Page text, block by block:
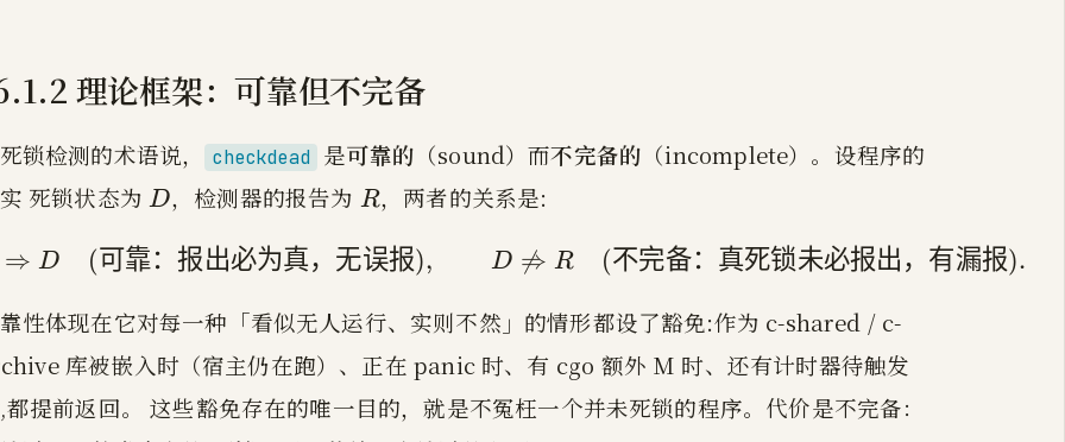
理论框架：可靠但不完备
锁检测的术语说， checkdead 是可靠的 （sound）而不完备的 （incomplete）。设程序的
死锁状态为 D
D
D，检测器的报告为 R
R
R，两者的关系是:
靠 ⇏
R \Rightarrow D \quad(\text{可靠：报出必为真
⇒ D (可靠：报出必为真，无误报), D 
⇒ R (不完备：真死锁未必报出，有漏报).
性体现在它对每一种「看似无人运行、实则不然」的情形都设了豁免:作为 c-shared / c-
库被嵌入时（宿主仍在跑）、正在 panic 时、有 cgo 额外 M 时、还有计时器待触发
都提前返回。 这些豁免存在的唯一目的，就是不冤枉一个并未死锁的程序。代价是不完备：